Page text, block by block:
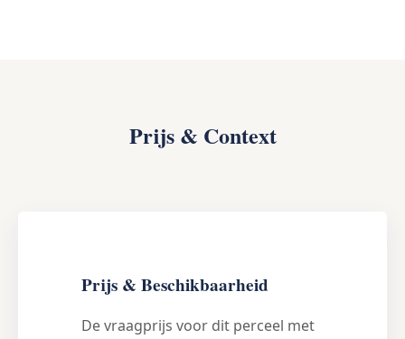
Prijs & Context
Prijs & Beschikbaarheid
De vraagprijs voor dit perceel met